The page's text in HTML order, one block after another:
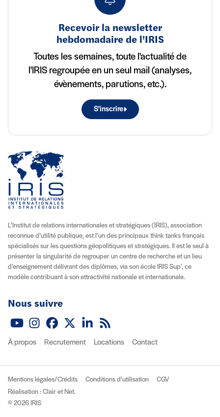
Recevoir la newsletter
hebdomadaire de l'IRIS
Toutes les semaines, toute l'actualité de
l'IRIS regroupée en un seul mail (analyses,
évènements, parutions, etc.).
S'inscrire
L’Institut de relations internationales et stratégiques (IRIS), association
reconnue d’utilité publique, est l’un des principaux think tanks français
spécialisés sur les questions géopolitiques et stratégiques. Il est le seul à
présenter la singularité de regrouper un centre de recherche et un lieu
d’enseignement délivrant des diplômes, via son école IRIS Sup’, ce
modèle contribuant à son attractivité nationale et internationale.
Nous suivre
YoutubeInstagramFacebookX (Twitter)
LinkedinFlux RSS
À propos
Recrutement Locations Contact
Mentions légales/Crédits Conditions d’utilisation
CGV
Réalisation : Clair et Net.(nouvelle fenêtre)
© 2026 IRIS